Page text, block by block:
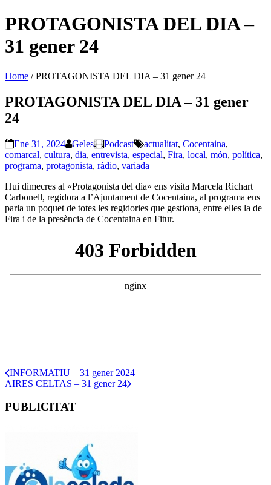
PROTAGONISTA DEL DIA –
31 gener 24
Home /PROTAGONISTA DEL DIA – 31 gener 24
PROTAGONISTA DEL DIA – 31 gener
24
Ene 31, 2024 Geles Podcast actualitat, Cocentaina,
comarcal, cultura, dia, entrevista, especial, Fira, local, món, política,
programa, protagonista, ràdio, variada
Hui dimecres al «Protagonista del dia» ens visita Marcela Richart
Carbonell, regidora a l’Ajuntament de Cocentaina, al programa ens
parla un poquet de totes les regidories que gestiona, entre elles la de
Fira i de la presència de Cocentaina en Fitur.
INFORMATIU – 31 gener 2024
AIRES CELTAS – 31 gener 24
PUBLICITAT